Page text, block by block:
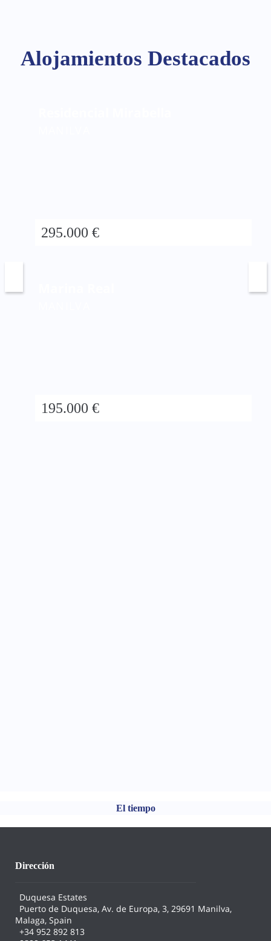
Alojamientos Destacados
295.000 €
195.000 €
El tiempo
Dirección
Duquesa Estates
Puerto de Duquesa, Av. de Europa, 3, 29691 Manilva,
Malaga, Spain
+34 952 892 813